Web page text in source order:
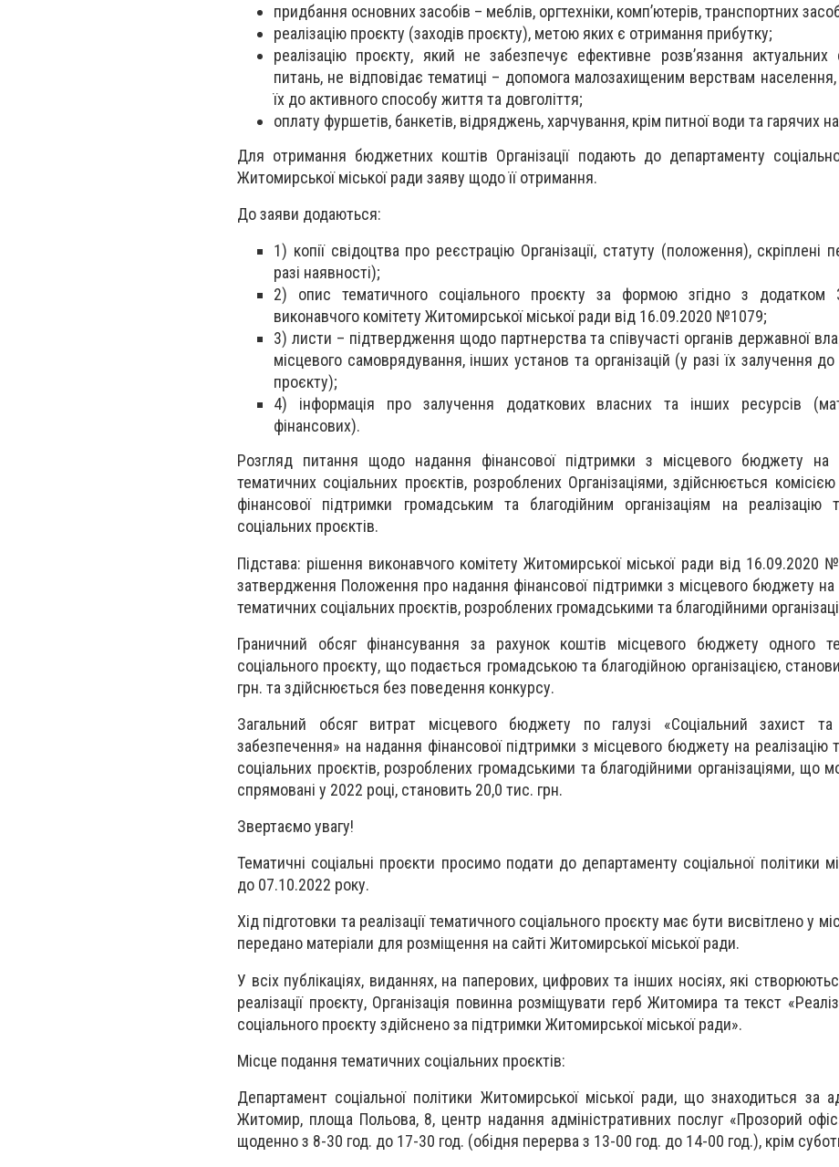
придбання основних засобів – меблів, оргтехніки, комп’ютерів, транспортних
реалізацію проєкту (заходів проєкту), метою яких є отримання прибутку;
реалізацію проєкту, який не забезпечує ефективне розв’язання актуальних
питань, не відповідає тематиці – допомога малозахищеним верствам
їх до активного способу життя та довголіття;
оплату фуршетів, банкетів, відряджень, харчування, крім питної води та гарячих
Для отримання бюджетних коштів Організації подають до департаменту
Житомирської міської ради заяву щодо її отримання.
До заяви додаються:
1) копії свідоцтва про реєстрацію Організації, статуту (положення), скріплені
разі наявності);
2) опис тематичного соціального проєкту за формою згідно з додатком
виконавчого комітету Житомирської міської ради від 16.09.2020 №1079;
3) листи – підтвердження щодо партнерства та співучасті органів державної
місцевого самоврядування, інших установ та організацій (у разі їх залучення
проєкту);
4) інформація про залучення додаткових власних та інших ресурсів
фінансових).
Розгляд питання щодо надання фінансової підтримки з місцевого бюджету на
тематичних соціальних проєктів, розроблених Організаціями, здійснюється
фінансової підтримки громадським та благодійним організаціям на реалізацію
соціальних проєктів.
Підстава: рішення виконавчого комітету Житомирської міської ради від 16.09.2020
затвердження Положення про надання фінансової підтримки з місцевого бюджету на
тематичних соціальних проєктів, розроблених громадськими та благодійними
Граничний обсяг фінансування за рахунок коштів місцевого бюджету одного
соціального проєкту, що подається громадською та благодійною організацією,
грн. та здійснюється без поведення конкурсу.
Загальний обсяг витрат місцевого бюджету по галузі «Соціальний захист та
забезпечення» на надання фінансової підтримки з місцевого бюджету на реалізацію
соціальних проєктів, розроблених громадськими та благодійними організаціями, що
спрямовані у 2022 році, становить 20,0 тис. грн.
Звертаємо увагу!
Тематичні соціальні проєкти просимо подати до департаменту соціальної політики
до 07.10.2022 року.
Хід підготовки та реалізації тематичного соціального проєкту має бути висвітлено у
передано матеріали для розміщення на сайті Житомирської міської ради.
У всіх публікаціях, виданнях, на паперових, цифрових та інших носіях, які
реалізації проєкту, Організація повинна розміщувати герб Житомира та текст
соціального проєкту здійснено за підтримки Житомирської міської ради».
Місце подання тематичних соціальних проєктів:
Департамент соціальної політики Житомирської міської ради, що знаходиться за
Житомир, площа Польова, 8, центр надання адміністративних послуг «Прозорий
щоденно з 8-30 год. до 17-30 год. (обідня перерва з 13-00 год. до 14-00 год.), крім